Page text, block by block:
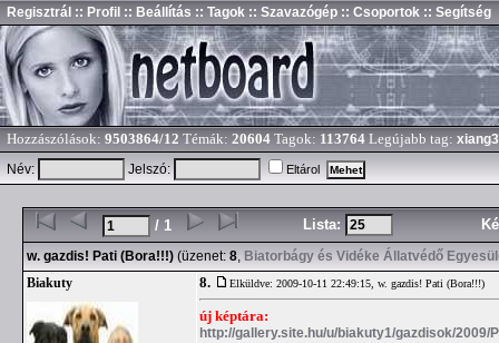
Regisztrál :: Profil :: Beállítás :: Tagok :: Szavazógép :: Csoportok :: Segítség
Hozzászólások: 9503864/12 Témák: 20604 Tagok: 113764 Legújabb tag:
Név:
Jelszó: Eltárol
/ 1 Lista:
w. gazdis! Pati (Bora!!!) (üzenet: 8, Biatorbágy és Vidéke Állatvédő
Biakuty 8. Elküldve: 2009-10-11 22:49:15, w. gazdis! Pati (Bora!!!)
új képtára:
http://gallery.site.hu/u/biakuty1/gazdisok/2009/